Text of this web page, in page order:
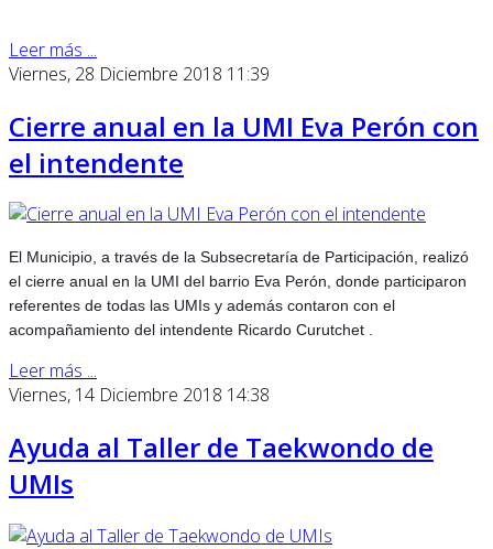
Leer más ...
Viernes, 28 Diciembre 2018 11:39
Cierre anual en la UMI Eva Perón con
el intendente
El Municipio, a través de la Subsecretaría de Participación, realizó
el cierre anual en la UMI del barrio Eva Perón, donde participaron
referentes de todas las UMIs y además contaron con el
acompañamiento del intendente Ricardo Curutchet .
Leer más ...
Viernes, 14 Diciembre 2018 14:38
Ayuda al Taller de Taekwondo de
UMIs